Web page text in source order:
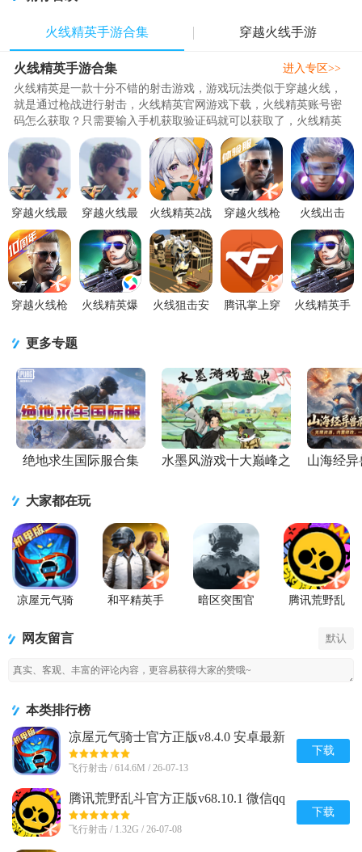
火线精英手游合集 穿越火线手游
火线精英手游合集
火线精英是一款十分不错的射击游戏，游戏玩法类似于穿越火线，
就是通过枪战进行射击，火线精英官网游戏下载，火线精英账号密
码怎么获取？只需要输入手机获取验证码就可以获取了，火线精英
怎么租号？直接选择一个账号..
进入专区>>
穿越火线最
后战役X同
人版2.9 自
制版
穿越火线最
后战役X手
机版2.9 安
卓版
火线精英2战
火重燃手游
v1.2.0.374133
官方版
穿越火线枪
战王者体验
服2026最新
版v1.2.515
火线出击
online手游
1.25 官方版
穿越火线枪
年版本
v1.0.520.820
正
火线精英爆
火线狙击安
腾讯掌上穿
火线精英手
更多专题
绝地求生国际服合集
水墨风游戏十大巅峰之
山海经
大家都在玩
凉屋元气骑
和平精英手
暗区突围官
腾讯荒野乱
网友留言 默认
本类排行榜
凉屋元气骑士官方正版v8.4.0 安卓最新
版
飞行射击 / 614.6M / 26-07-13
下载
腾讯荒野乱斗官方正版v68.10.1 微信qq
登录版
飞行射击 / 1.32G / 26-07-08
下载